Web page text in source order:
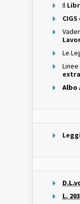
Il
CIGS
Le
Linee
Albo
L.